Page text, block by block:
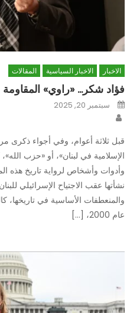
الاخبار الاخبار السياسية المقالات
فؤاد شكر… «راوي» المقاومة
Posted
onسبتمبر 20, 2025
الإسلامية في لبنان»، أو «حزب
وأدوات وأشخاص لرواية تاريخ هذه
والمنعطفات الأساسية في تاريخها،
عام 2000، […]